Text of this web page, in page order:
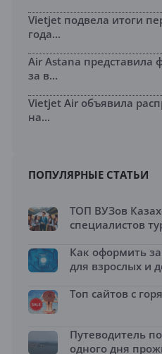
Vietjet подвела итоги
года...
Air Astana представила
за в...
Vietjet Air объявила
на...
ПОПУЛЯРНЫЕ СТАТЬИ
ТОП ВУЗов
специалистов
Как оформить
для взрослых и
Топ сайтов с
Путеводитель
одного дня